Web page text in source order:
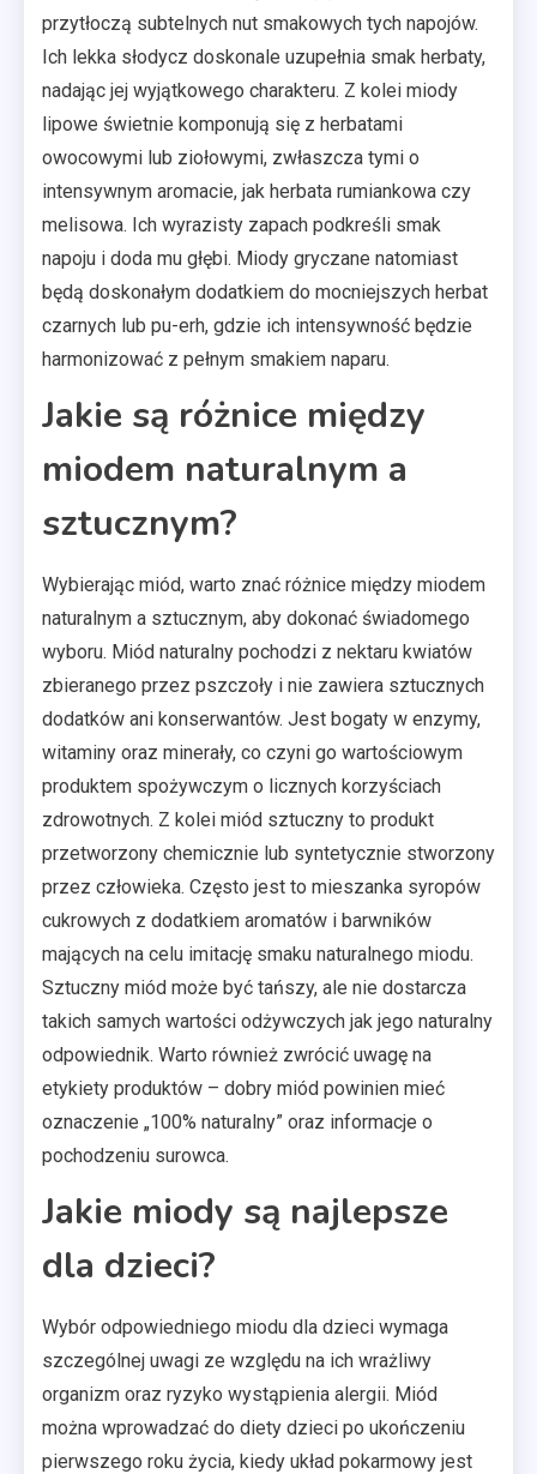
przytłoczą subtelnych nut smakowych tych napojów.
Ich lekka słodycz doskonale uzupełnia smak herbaty,
nadając jej wyjątkowego charakteru. Z kolei miody
lipowe świetnie komponują się z herbatami
owocowymi lub ziołowymi, zwłaszcza tymi o
intensywnym aromacie, jak herbata rumiankowa czy
melisowa. Ich wyrazisty zapach podkreśli smak
napoju i doda mu głębi. Miody gryczane natomiast
będą doskonałym dodatkiem do mocniejszych herbat
czarnych lub pu-erh, gdzie ich intensywność będzie
harmonizować z pełnym smakiem naparu.
Jakie są różnice między
miodem naturalnym a
sztucznym?
Wybierając miód, warto znać różnice między miodem
naturalnym a sztucznym, aby dokonać świadomego
wyboru. Miód naturalny pochodzi z nektaru kwiatów
zbieranego przez pszczoły i nie zawiera sztucznych
dodatków ani konserwantów. Jest bogaty w enzymy,
witaminy oraz minerały, co czyni go wartościowym
produktem spożywczym o licznych korzyściach
zdrowotnych. Z kolei miód sztuczny to produkt
przetworzony chemicznie lub syntetycznie stworzony
przez człowieka. Często jest to mieszanka syropów
cukrowych z dodatkiem aromatów i barwników
mających na celu imitację smaku naturalnego miodu.
Sztuczny miód może być tańszy, ale nie dostarcza
takich samych wartości odżywczych jak jego naturalny
odpowiednik. Warto również zwrócić uwagę na
etykiety produktów – dobry miód powinien mieć
oznaczenie „100% naturalny” oraz informacje o
pochodzeniu surowca.
Jakie miody są najlepsze
dla dzieci?
Wybór odpowiedniego miodu dla dzieci wymaga
szczególnej uwagi ze względu na ich wrażliwy
organizm oraz ryzyko wystąpienia alergii. Miód
można wprowadzać do diety dzieci po ukończeniu
pierwszego roku życia, kiedy układ pokarmowy jest